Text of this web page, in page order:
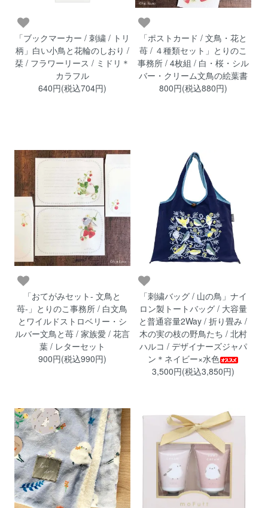
「ブックマーカー / 刺繍 / トリ
柄」白い小鳥と花輪のしおり /
栞 / フラワーリース / ミドリ＊
カラフル
640円(税込704円)
「ポストカード / 文鳥・花と
苺 / ４種類セット」とりのこ
事務所 / 4枚組 / 白・桜・シル
バー・クリーム文鳥の絵葉書
800円(税込880円)
「おてがみセット- 文鳥と
苺-」とりのこ事務所 / 白文鳥
とワイルドストロベリー・シ
ルバー文鳥と苺 / 家族愛 / 花言
葉 / レターセット
900円(税込990円)
「刺繍バッグ / 山の鳥」ナイ
ロン製トートバッグ / 大容量
と普通容量2Way / 折り畳み /
木の実の枝の野鳥たち / 北村
ハルコ / デザイナーズジャパ
ン＊ネイビー×水色
3,500円(税込3,850円)